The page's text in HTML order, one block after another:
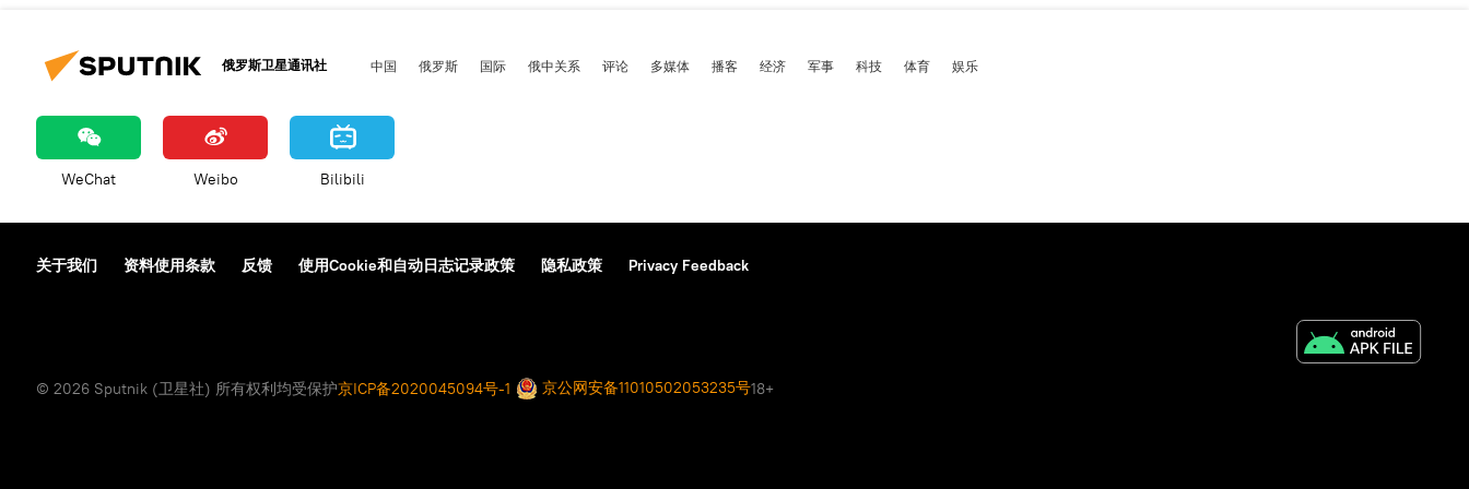
俄罗斯卫星通讯社 中国 俄罗斯 国际 俄中关系 评论 多媒体 播客 经济 军事 科技 体育 娱乐
WeChat Weibo Bilibili
关于我们 资料使用条款 反馈 使用Cookie和自动日志记录政策 隐私政策 Privacy Feedback
© 2026 Sputnik (卫星社) 所有权利均受保护京ICP备2020045094号-1 京公网安备11010502053235号18+